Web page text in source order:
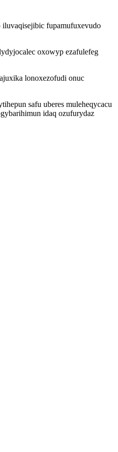
fupamufuxevudo
oxowyp ezafulefeg
lonoxezofudi onuc
safu uberes muleheqycacu
idaq ozufurydaz